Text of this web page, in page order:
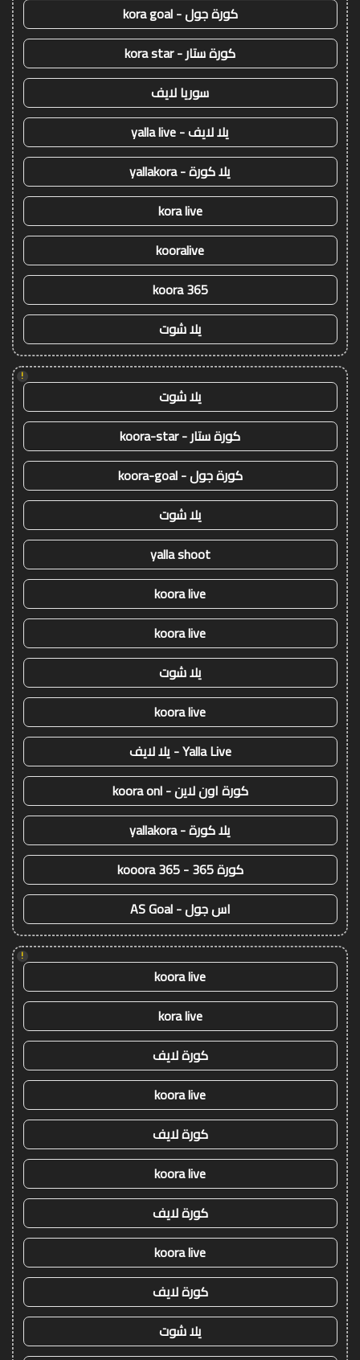
كورة جول - kora goal
كورة ستار - kora star
سوريا لايف
يلا لايف - yalla live
يلا كورة - yallakora
kora live
kooralive
koora 365
يلا شوت
!
يلا شوت
كورة ستار - koora-star
كورة جول - koora-goal
يلا شوت
yalla shoot
koora live
koora live
يلا شوت
koora live
Yalla Live - يلا لايف
كورة اون لاين - koora onl
يلا كورة - yallakora
كورة 365 - kooora 365
اس جول - AS Goal
!
koora live
kora live
كورة لايف
koora live
كورة لايف
koora live
كورة لايف
koora live
كورة لايف
يلا شوت